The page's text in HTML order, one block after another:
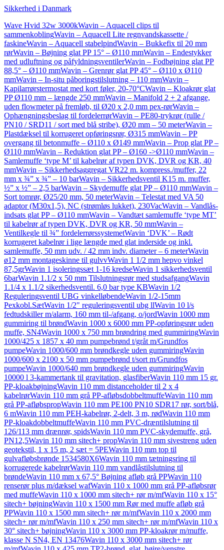
Sikkerhed i Danmark
Wave Hvid 32w 3000kWavin – Aquacell clips til
sammenkoblingWavin – Aquacell Lite regnvandskassette /
faskineWavin – Aquacell stabelpindWavin – Bukkefix til 20 mm
rørWavin – Bøjning glat PP 15° – Ø110 mmWavin – Endestykker
med udluftning og påfyldningsventilerWavin – Fodbøjning glat PP
88,5° – Ø110 mmWavin – Grenrør glat PP 45° – Ø110 x Ø110
mmWavin – In-situ påboringstilslutning – 110 mmWavin –
Kapilarrørstermostat med kort føler, 20-70°CWavin – Kloakrør glat
PP Ø110 mm – længde 250 mmWavin – Manifold 2 + 2 afgange,
uden flowmeter på fremløb, til Ø20 x 2,0 mm pex-rørWavin –
Ophængningsbeslag til fordelerrørWavin – PE80-trykrør (rulle /
PN10 / SRD11 / sort med blå stribe), Ø20 mm – 50 meterWavin –
Plastdæksel til korrugeret opføringsrør, Ø315 mmWavin – PP
overgang til betonmuffe – Ø110 x Ø149 mmWavin – Prop glat PP –
Ø110 mmWavin – Reduktion glat PP – Ø160 ->Ø110 mmWavin –
Samlemuffe ‘type M’ til kabelrør af typen DVK, DVR og KR, 40
mmWavin – Sikkerhedsaggregat VR22 m. kompress./muffer, 22
mm x ¾” x ¾” – 10 barWavin – Sikkerhedsventil K15 m. muffer,
½” x ½” – 2,5 barWavin – Skydemuffe glat PP – Ø110 mmWavin –
Sort tomrør, Ø25/20 mm, 50 meterWavin – Telestat med VA 50
adaptor (M30x1,5), NC (strømløs lukket), 230VacWavin – Vandlås-
indsats glat PP – Ø110 mmWavin – Vandtæt samlemuffe ‘type MT’
til kabelrør af typen DVK, DVR og KR, 50 mmWavin –
Ventilkegle til ¾” fordelerrørssystemetWavin ‘DVK’ – Rødt
korrugeret kabelrør i lige længde med glat inderside og inkl.
samlemuffe, 50 mm udv. / 42 mm indv. diameter – 6 meterWavin
ø12 mm montageskinne til gulvvWavin 1 1/2 mm hepvo vinkel
87,5grWavin 1 isoleringssæt 1-16 kredseWavin 1 sikkerhedsventil
6barWavin 1.1/2 x 50 mm Tilslutningsrør med studsafgangWavin
1.1/4 x 1.1/2 sikerhedsventil. 6,0 bar type KBWavin 1/2
Reguleringsventil UBG vinkelløbendeWavin 1/2-15mm
Pexkobl.SætWavin 1/2" reguleringsventil ubg llWavin 10 l/s
fedtudskiller m/alarm, 160 mm til-/afgang, o/jordWavin 1000 mm
gummiring til brøndWavin 1000 x 6000 mm PP-opføringsrør uden
muffe, SN4Wavin 1000 x 750 mm brøndring med gummiringWavin
1000/425 x 1857 x 40 mm pumpebrønd t/gråt m/Grundfos
pumpeWavin 1000/600 mm brøndkegle uden gummiringWavin
1000/600 x 2100 x 50 mm pumpebrønd t/sort m/Grundfos
pumpeWavin 1000/640 mm brøndkegle uden gummiringWavin
10000 l 3-kammertank til gravitation, glasfiberWavin 110 mm 15 gr.
PP-kloakbøjningWavin 110 mm distanceholder til 2 x 4
kabelrørWavin 110 mm grå PP-afløbsdobbeltmuffeWavin 110 mm
grå PP-afløbspropWavin 110 mm PE100 PN10 SDR17 rør, sort/blå,
6 mWavin 110 mm PEH-kabelrør, 2-delt, 3 m, rødWavin 110 mm
PP-kloakdobbeltmuffeWavin 110 mm PVC-dræntilslutning til
126/113 mm drænrør, spidsWavin 110 mm PVC-skydemuffe, grå,
PN12,5Wavin 110 mm sitech+ propWavin 110 mm sivestreng uden
geotekstil, 1 x 15 m, 2 sæt = 5PEWavin 110 mm top til
gulvafløbsbrønde 1534580X6Wavin 110 mm tætningsring til
korrugerede kabelrørWavin 110 mm vandlåstilslutning til
brøndeWavin 110 mm x 67,5° Bøjning afløb grå PPWavin 110
renserør plus m/dæksel wafWavin 110 x 1000 mm grå PP-afløbsrør
med muffeWavin 110 x 1000 mm sitech+ rør m/mfWavin 110 x 15°
sitech+ bøjningWavin 110 x 1500 mm Rør med muffe afløb grå
PPWavin 110 x 1500 mm sitech+ rør m/mfWavin 110 x 2000 mm
sitech+ rør m/mfWavin 110 x 250 mm sitech+ rør m/mfWavin 110 x
30° sitech+ bøjningWavin 110 x 3000 mm PP-kloakrør m/muffe,
klasse N SN4, EN 13476Wavin 110 x 3000 mm sitech+ rør